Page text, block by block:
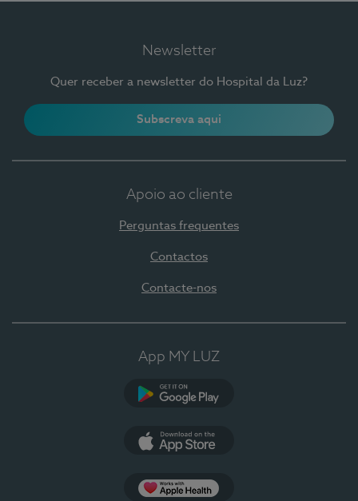
Newsletter
Quer receber a newsletter do Hospital da Luz?
Subscreva aqui
Apoio ao cliente
Perguntas frequentes
Contactos
Contacte-nos
App MY LUZ